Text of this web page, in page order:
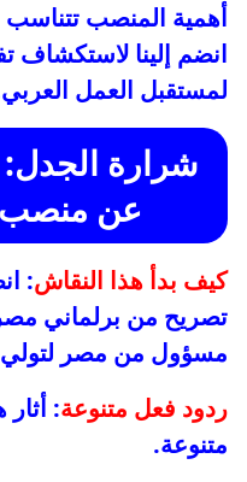
أهمية المنصب
انضم إلينا لاستكشاف
لمستقبل العمل
شرارة الجدل:
عن منصب
كيف بدأ هذا النقاش:
تصريح من برلماني
مسؤول من مصر
ردود فعل متنوعة:
متنوعة.